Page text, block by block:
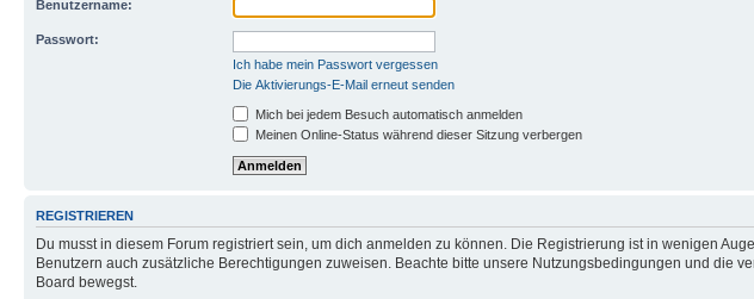
Benutzername:
Passwort:
Ich habe mein Passwort vergessen
Die Aktivierungs-E-Mail erneut senden
Mich bei jedem Besuch automatisch anmelden
Meinen Online-Status während dieser Sitzung verbergen
REGISTRIEREN
Du musst in diesem Forum registriert sein, um dich anmelden zu können. Die Registrierung ist in wenigen
Benutzern auch zusätzliche Berechtigungen zuweisen. Beachte bitte unsere Nutzungsbedingungen und die
Board bewegst.